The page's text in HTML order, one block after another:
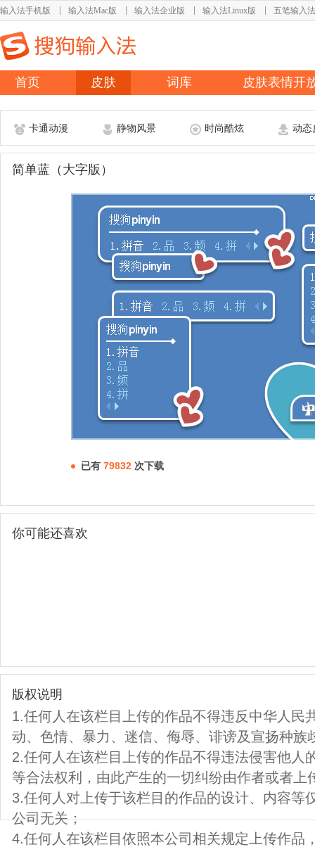
输入法手机版 输入法Mac版 输入法企业版 输入法Linux版 五笔输入法
首页 皮肤 词库 皮肤表情开
卡通动漫 静物风景 时尚酷炫 动态
简单蓝（大字版）
已有 79832 次下载
你可能还喜欢
版权说明
1.任何人在该栏目上传的作品不得违反中华人民
动、色情、暴力、迷信、侮辱、诽谤及宣扬种族
2.任何人在该栏目上传的作品不得违法侵害他人
等合法权利，由此产生的一切纠纷由作者或者上
3.任何人对上传于该栏目的作品的设计、内容等
公司无关；
4.任何人在该栏目依照本公司相关规定上传作品